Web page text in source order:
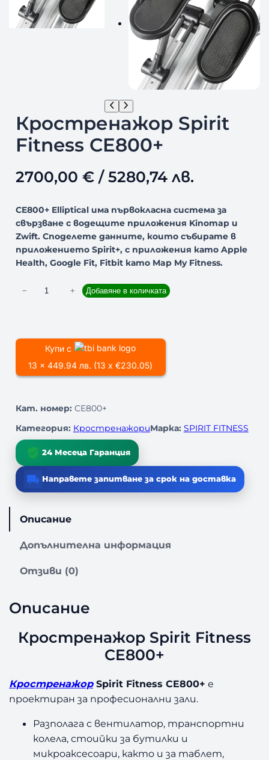
Кростренажор Spirit
Fitness CE800+
2700,00 €/ 5280,74 лв.
CE800+ Elliptical има първокласна система за
свързване с водещите приложения Kinomap и
Zwift. Споделете данните, които събирате в
приложението Spirit+, с приложения като Apple
Health, Google Fit, Fitbit като Map My Fitness.
ч
с
о
з
К
р
о
с
р
ж
S
F
i
− + Добавяне в количката
Купи с
13 x 449.94 лв. (13 x €230.05)
Кат. номер: CE800+
Категория: КростренажориМарка: SPIRIT FITNESS
24 Месеца Гаранция
Направете запитване за срок на доставка
Описание
Допълнителна информация
Отзиви (0)
Описание
Кростренажор Spirit Fitness
CE800+
КростренажорSpirit Fitness CE800+ е
проектиран за професионални зали.
Разполага с вентилатор, транспортни
колела, стоийки за бутилки и
микроаксесоари, както и за таблет,